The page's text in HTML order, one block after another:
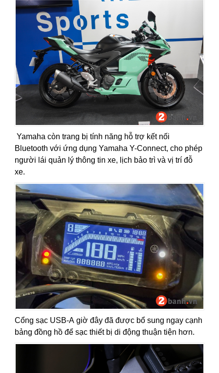
Yamaha còn trang bị tính năng hỗ trợ kết nối
Bluetooth với ứng dụng Yamaha Y-Connect, cho phép
người lái quản lý thông tin xe, lịch bảo trì và vị trí đỗ
xe.
Cổng sạc USB-A giờ đây đã được bổ sung ngay cạnh
bảng đồng hồ để sạc thiết bị di động thuận tiện hơn.